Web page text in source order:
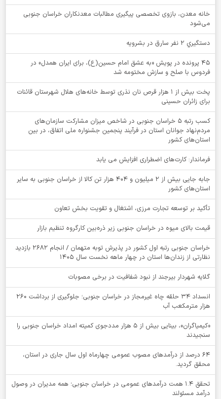
خانه معدن، بازوی تخصصی پیگیری مطالبات معدنکاران خراسان جنوبی
می‌شود
دستگيري 2 نفر سارق در بشرويه
۴۵ پرونده در پویش «به عشق امام حسین(ع)، برای ایران همدل» در
فردوس با صلح و سازش مختومه شد
پخت بیش از 1 هزار قرص نان نذری توسط خانه‌های هلال شهرستان قائنات
برای زائران حسینی
کسب رتبه ۵ خراسان جنوبی در شاخص میزان مشارکت سازمان‌های
مردم‌نهاد جوانان استان در فرآیند پنجمین جشنواره ملی اتفاق، در بین
استان‌های کشور
فرماندار: کارت‌های اضطراری افزایش می یابد
جابه جایی بیش از 2 میلیون و 404 هزار تن کالا از خراسان جنوبی به سایر
استان‌های کشور
تأکید بر توسعه تجارت مرزی، اشتغال و تقویت بخش تعاون
قیمت بالای میوه در خراسان جنوبی زیر ذره‌بین کارگروه تنظیم بازار
خراسان جنوبی رتبه اول کشور در پذیرش توبه متهمان / انجام ۲۶۸۲ بازدید
نظارتی از زندان‌ها استان در چهار ماهه نخست سال 1405
گلایه شهردار بیرجند از نبود شفافیت در برخی مصوبات
انسداد ۳۴ حلقه چاه غیرمجاز در خراسان جنوبی؛ جلوگیری از برداشت ۲۶۰
هزار مترمکعب آب
«کیمیاگران»، بینایی بیش از ۵ هزار مددجوی کمیته امداد خراسان جنوبی را
سنجیدند
64 درصد از درآمدهای مصوب عمومی چهارماه اول سال جاری در استان،
محقق گردید.
تحقق ۱.۴ همت درآمدهای عمومی در خراسان جنوبی؛ همه مدیران در وصول
درآمد مسئولند